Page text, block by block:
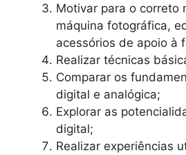
Motivar para o correto
máquina fotográfica,
acessórios de apoio à
Realizar técnicas
Comparar os
digital e analógica;
Explorar as
digital;
Realizar experiências